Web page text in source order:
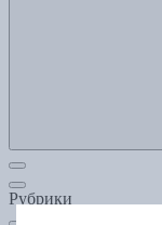
Рубрики